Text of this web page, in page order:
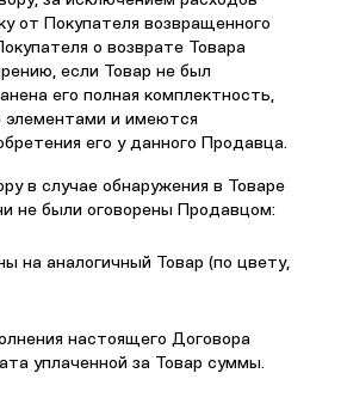
от Покупателя возвращенного
о возврате Товара
если Товар не был
его полная комплектность,
элементами и имеются
его у данного Продавца.
в случае обнаружения в Товаре
не были оговорены Продавцом:
на аналогичный Товар (по цвету,
настоящего Договора
уплаченной за Товар суммы.